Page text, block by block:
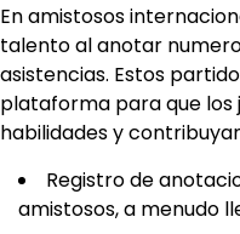
En amistosos
talento al anotar
asistencias. Estos
plataforma para que los
habilidades y
Registro de
amistosos, a menudo